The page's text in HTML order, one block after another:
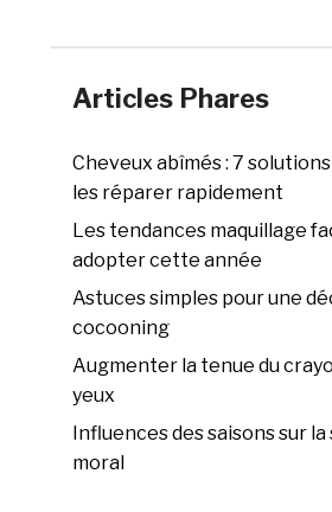
Articles Phares
Cheveux abîmés : 7
les réparer rapidement
Les tendances maquillage
adopter cette année
Astuces simples pour une
cocooning
Augmenter la tenue du
yeux
Influences des saisons sur
moral